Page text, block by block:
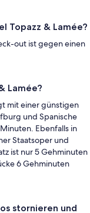
Topazz & Lamée?
out ist gegen einen
Lamée?
mit einer günstigen
und Spanische
Ebenfalls in
Staatsoper und
ist nur 5 Gehminuten
6 Gehminuten
stornieren und